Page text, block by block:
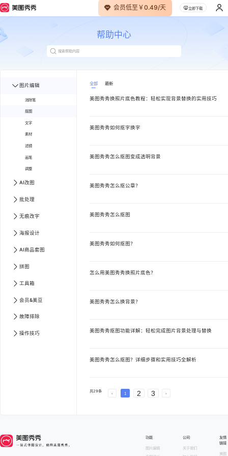
会员低至￥0.49/天 立即下载
帮助中心
图片编辑
消除笔
抠图
文字
素材
滤镜
画笔
调整
AI改图
批处理
无痕改字
海报设计
AI商品套图
拼图
工具箱
会员&美豆
故障排除
操作技巧
全部 最新
美图秀秀换照片底色教程：轻松实现背景替换的实用技巧
美图秀秀如何抠字换字
美图秀秀怎么抠图变成透明背景
美图秀秀怎么抠公章？
美图秀秀怎么抠图
美图秀秀如何抠图？
怎么用美图秀秀换照片底色？
美图秀秀怎么换背景？
美图秀秀抠图功能详解：轻松完成图片背景处理与替换
美图秀秀怎么抠图？详细步骤和实用技巧全解析
共29条 1 2 3
功能
图片编辑
公司
关于我们
友情
链接
美图